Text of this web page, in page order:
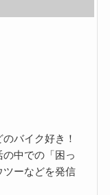
バイク好き！
中での「困っ
ーなどを発信